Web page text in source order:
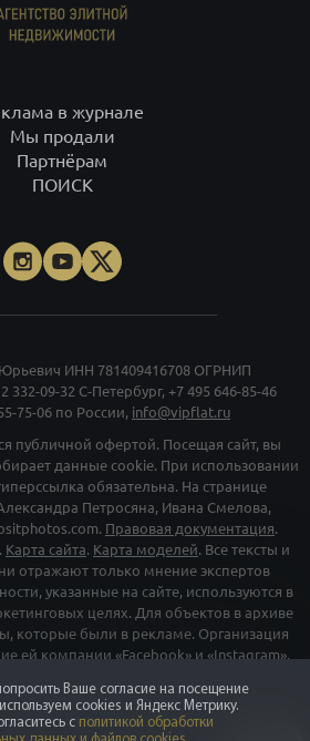
в журнале
Мы продали
Партнёрам
ПОИСК
ИНН 781409416708 ОГРНИП
332-09-32 С-Петербург, +7 495 646-85-46
75-06 по России, info@vipflat.ru
публичной офертой. Посещая сайт, вы
данные cookie. При использовании
обязательна. На странице
Петросяна, Ивана Смелова,
Правовая документация.
. Карта сайта. Карта моделей. Все тексты и
отражают только мнение экспертов
указанные на сайте, используются в
целях. Для объектов в архиве
которые были в рекламе. Организация
ей компании «Facebook» и «Instagram»,
территории РФВаше согласие на посещение
cookies и Яндекс Метрику.
с политикой обработки